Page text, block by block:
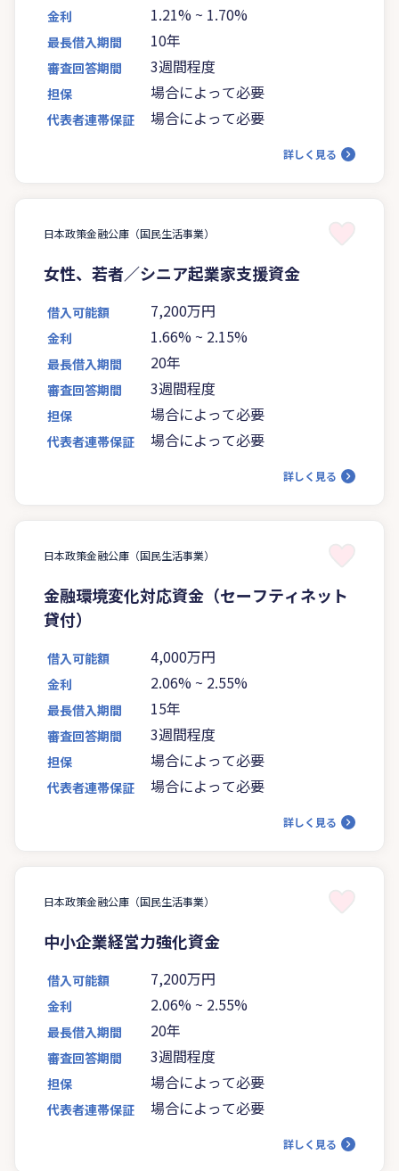
金利 1.21% ~ 1.70%
最長借入期間 10年
審査回答期間 3週間程度
担保 場合によって必要
代表者連帯保証 場合によって必要
詳しく見る
日本政策金融公庫（国民生活事業）
女性、若者／シニア起業家支援資金
借入可能額 7,200万円
金利 1.66% ~ 2.15%
最長借入期間 20年
審査回答期間 3週間程度
担保 場合によって必要
代表者連帯保証 場合によって必要
詳しく見る
日本政策金融公庫（国民生活事業）
金融環境変化対応資金（セーフティネット
貸付）
借入可能額 4,000万円
金利 2.06% ~ 2.55%
最長借入期間 15年
審査回答期間 3週間程度
担保 場合によって必要
代表者連帯保証 場合によって必要
詳しく見る
日本政策金融公庫（国民生活事業）
中小企業経営力強化資金
借入可能額 7,200万円
金利 2.06% ~ 2.55%
最長借入期間 20年
審査回答期間 3週間程度
担保 場合によって必要
代表者連帯保証 場合によって必要
詳しく見る